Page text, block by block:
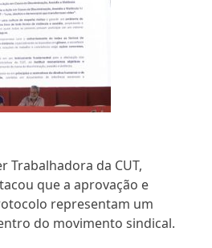
Trabalhadora da CUT,
que a aprovação e
representam um
do movimento sindical.